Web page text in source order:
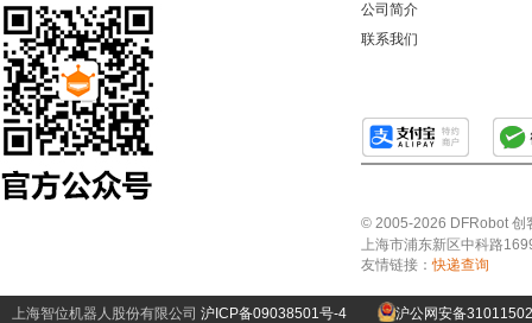
公司简介
联系我们
© 2005-2026 DFRobot 创
上海市浦东新区中科路
友情链接：快递查询
上海智位机器人股份有限公司 沪ICP备09038501号-4 沪公网安备